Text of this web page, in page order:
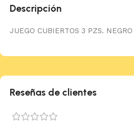
Descripción
JUEGO CUBIERTOS 3 PZS.
Reseñas de clientes